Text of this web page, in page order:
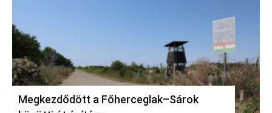
Megkezdődött a Főherceglak–Sárok